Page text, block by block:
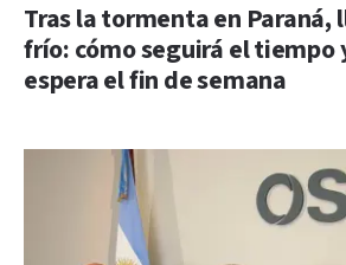
Tras la tormenta en Paraná,
frío: cómo seguirá el tiempo
espera el fin de semana